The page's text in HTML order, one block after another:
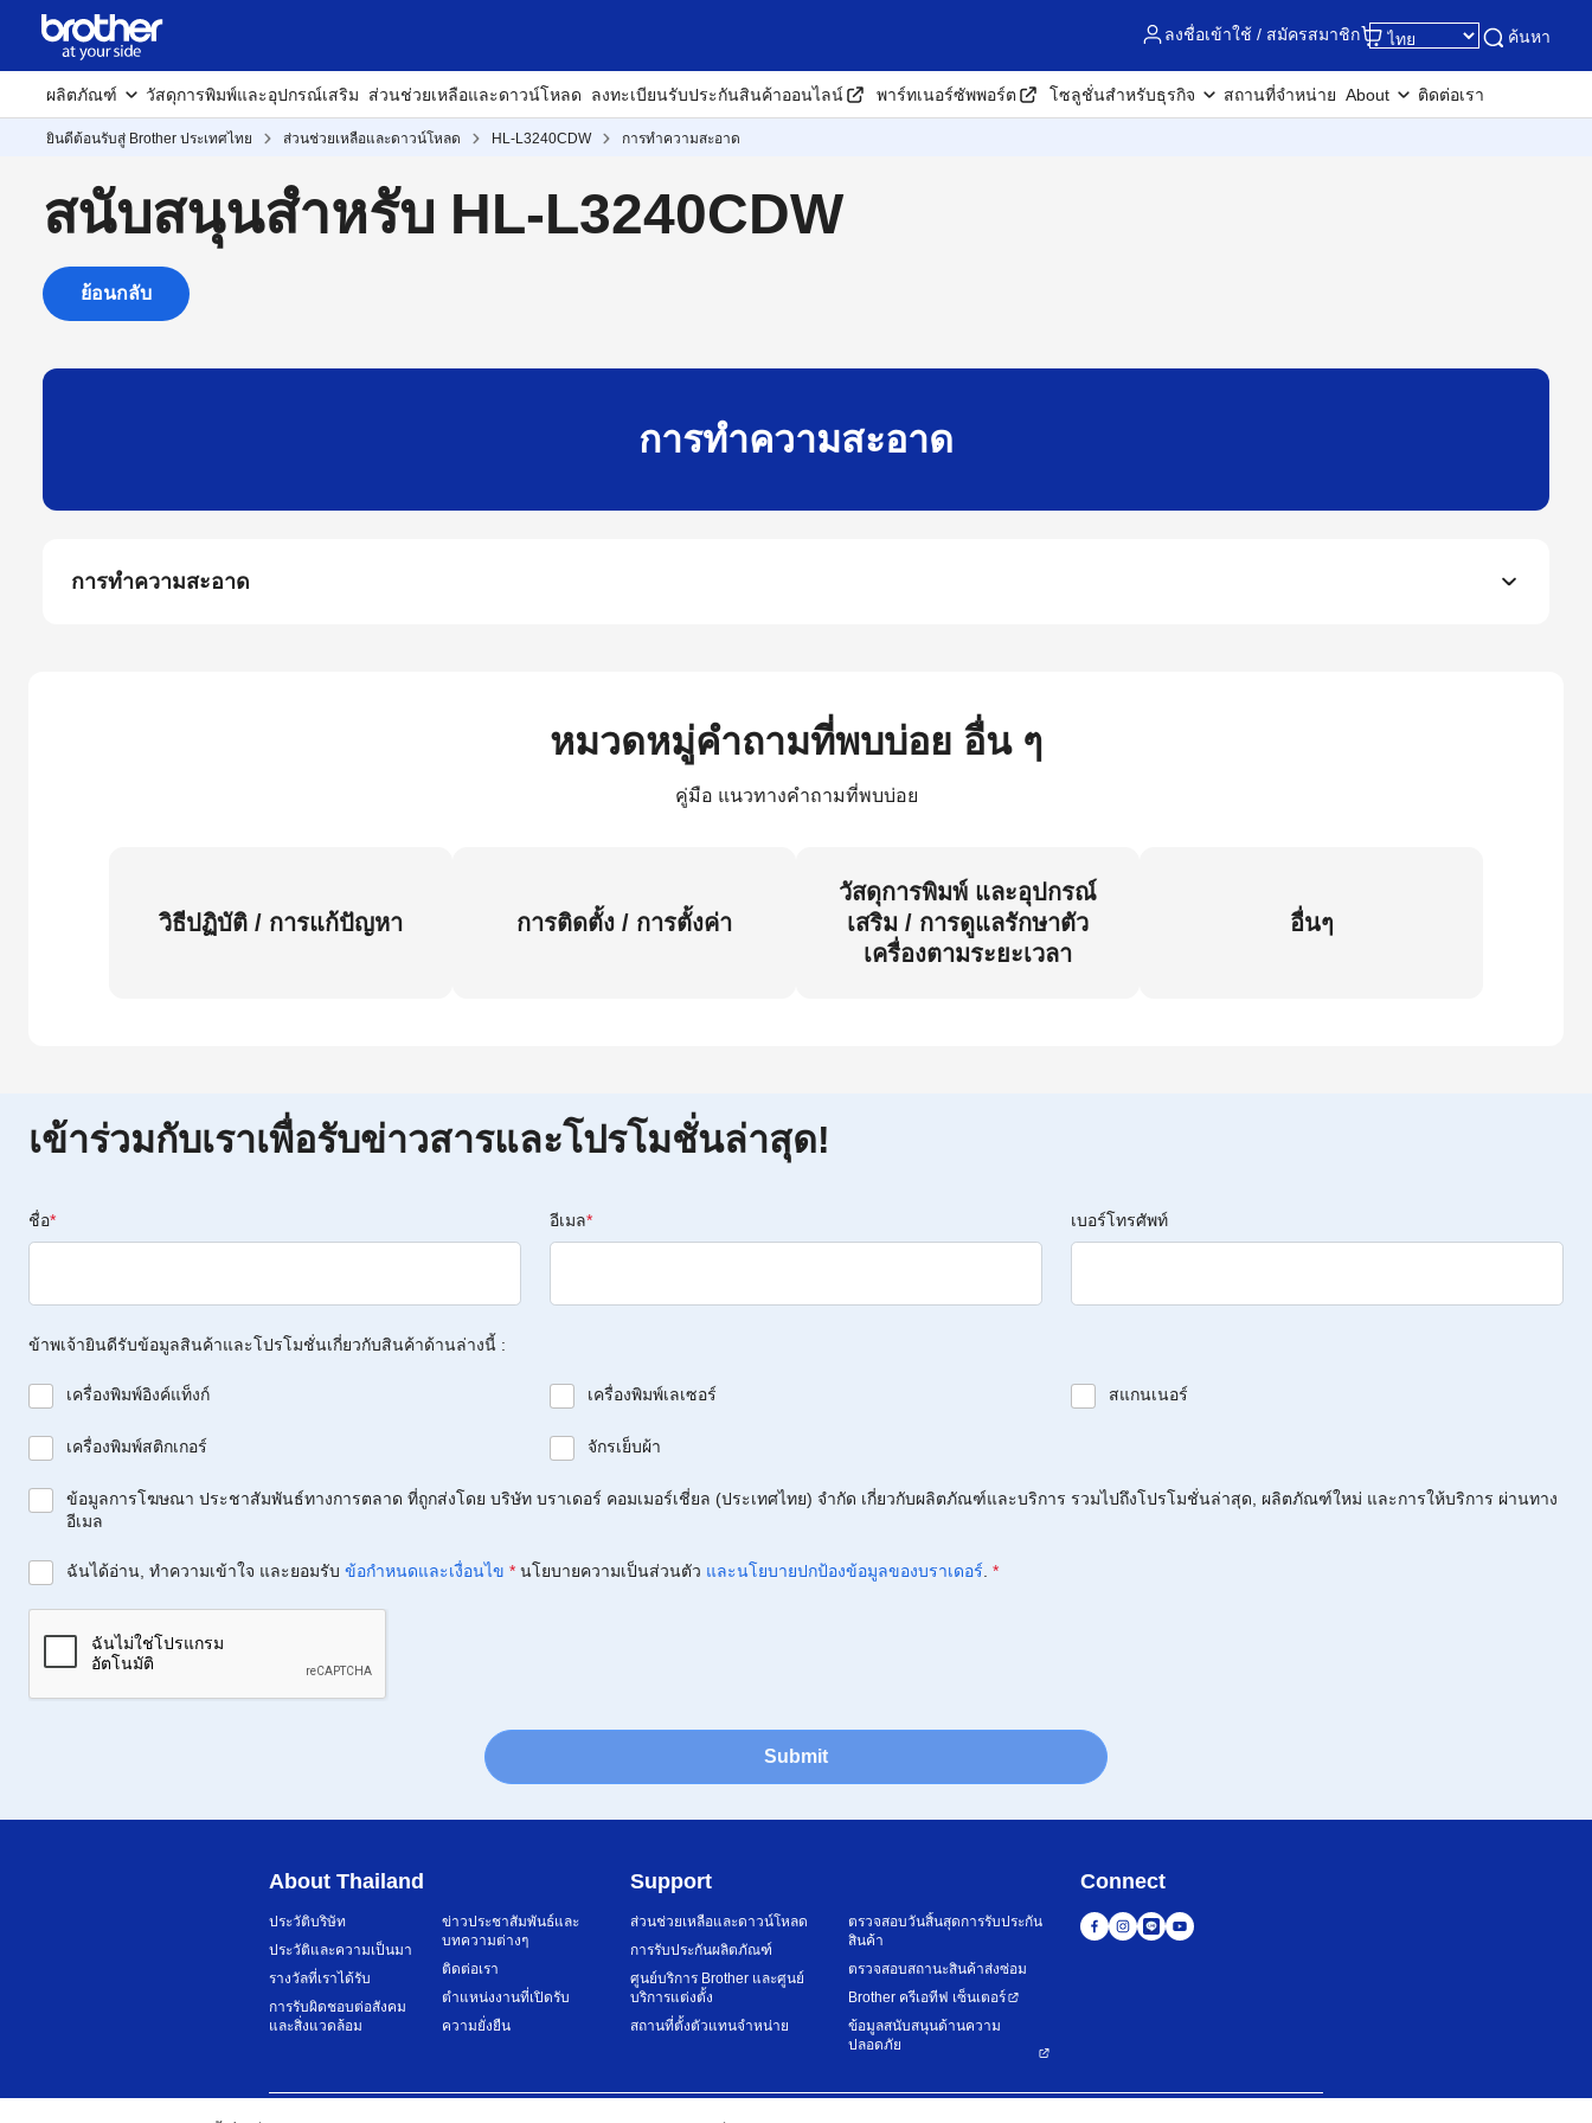
ลงชื่อเข้าใช้ / สมัครสมาชิก ค้นหา
ผลิตภัณฑ์ วัสดุการพิมพ์และอุปกรณ์เสริม ส่วนช่วยเหลือและดาวน์โหลด ลงทะเบียนรับประกันสินค้าออนไลน์ พาร์ทเนอร์ซัพพอร์ต โซลูชั่นสำหรับธุรกิจ สถานที่จำหน่าย About ติดต่อเรา
ยินดีต้อนรับสู่ Brother ประเทศไทย ส่วนช่วยเหลือและดาวน์โหลด HL-L3240CDW การทำความสะอาด
สนับสนุนสำหรับ HL-L3240CDW
ย้อนกลับ
การทำความสะอาด
การทำความสะอาด
หมวดหมู่คำถามที่พบบ่อย อื่น ๆ
คู่มือ แนวทางคำถามที่พบบ่อย
วิธีปฏิบัติ / การแก้ปัญหา การติดตั้ง / การตั้งค่า
วัสดุการพิมพ์ และอุปกรณ์
เสริม / การดูแลรักษาตัว
เครื่องตามระยะเวลา
อื่นๆ
เข้าร่วมกับเราเพื่อรับข่าวสารและโปรโมชั่นล่าสุด!
ชื่อ* อีเมล* เบอร์โทรศัพท์
ข้าพเจ้ายินดีรับข้อมูลสินค้าและโปรโมชั่นเกี่ยวกับสินค้าด้านล่างนี้ :
เครื่องพิมพ์อิงค์แท็งก์ เครื่องพิมพ์เลเซอร์ สแกนเนอร์
เครื่องพิมพ์สติกเกอร์ จักรเย็บผ้า
ข้อมูลการโฆษณา ประชาสัมพันธ์ทางการตลาด ที่ถูกส่งโดย บริษัท บราเดอร์ คอมเมอร์เชี่ยล (ประเทศไทย) จำกัด เกี่ยวกับผลิตภัณฑ์และบริการ รวมไปถึงโปรโมชั่นล่าสุด, ผลิตภัณฑ์ใหม่ และการให้บริการ ผ่านทาง
อีเมล
ฉันได้อ่าน, ทำความเข้าใจ และยอมรับ ข้อกำหนดและเงื่อนไข * นโยบายความเป็นส่วนตัว และนโยบายปกป้องข้อมูลของบราเดอร์ *
Submit
About Thailand
ประวัติบริษัท
ประวัติและความเป็นมา
รางวัลที่เราได้รับ
การรับผิดชอบต่อสังคม
และสิ่งแวดล้อม
ข่าวประชาสัมพันธ์และ
บทความต่างๆ
ติดต่อเรา
ตำแหน่งงานที่เปิดรับ
ความยั่งยืน
Support
ส่วนช่วยเหลือและดาวน์โหลด
การรับประกันผลิตภัณฑ์
ศูนย์บริการ Brother และศูนย์
บริการแต่งตั้ง
สถานที่ตั้งตัวแทนจำหน่าย
ตรวจสอบวันสิ้นสุดการรับประกัน
สินค้า
ตรวจสอบสถานะสินค้าส่งซ่อม
Brother ครีเอทีฟ เซ็นเตอร์
ข้อมูลสนับสนุนด้านความ
ปลอดภัย
Connect